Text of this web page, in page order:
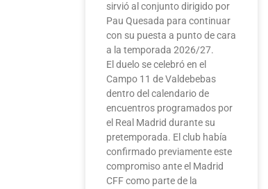
sirvió al conjunto dirigido por
Pau Quesada para continuar
con su puesta a punto de cara
a la temporada 2026/27.
El duelo se celebró en el
Campo 11 de Valdebebas
dentro del calendario de
encuentros programados por
el Real Madrid durante su
pretemporada. El club había
confirmado previamente este
compromiso ante el Madrid
CFF como parte de la